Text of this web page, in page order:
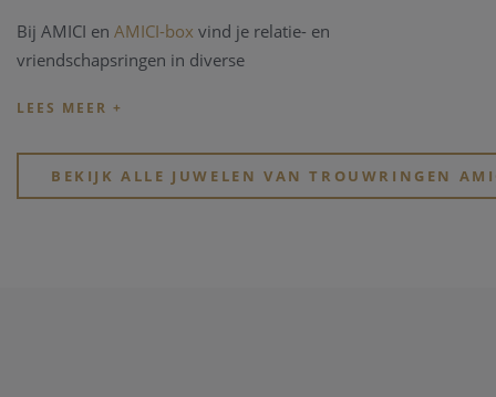
Bij AMICI en AMICI-box vind je relatie- en
vriendschapsringen in diverse
goed betaalbare hippe ringen? Of, wil je eindelijk, na zoveel
design?BEKIJK ALLE JUWELEN VAN TROUWRINGEN